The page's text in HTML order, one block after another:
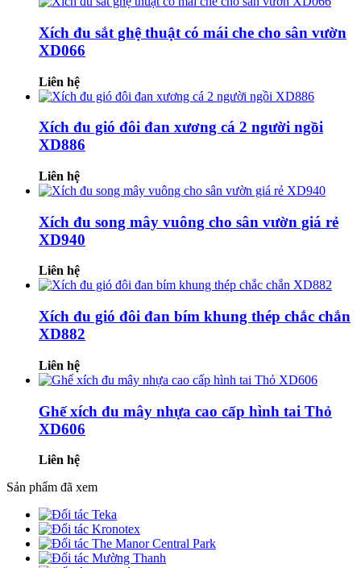
Xích đu sắt ghệ thuật có mái che cho sân vườn
XD066
Liên hệ
Xích đu gió đôi đan xương cá 2 người ngồi
XD886
Liên hệ
Xích đu song mây vuông cho sân vườn giá rẻ
XD940
Liên hệ
Xích đu gió đôi đan bím khung thép chắc chắn
XD882
Liên hệ
Ghế xích đu mây nhựa cao cấp hình tai Thỏ
XD606
Liên hệ
Sản phẩm đã xem